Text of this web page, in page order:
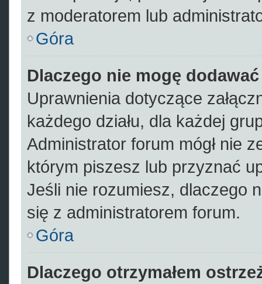
z moderatorem lub
Góra
Dlaczego nie mogę
Uprawnienia dotyczące
każdego działu, dla każdej
Administrator forum mógł nie
którym piszesz lub przyznać
Jeśli nie rozumiesz, dlaczego
się z administratorem forum.
Góra
Dlaczego otrzymałem